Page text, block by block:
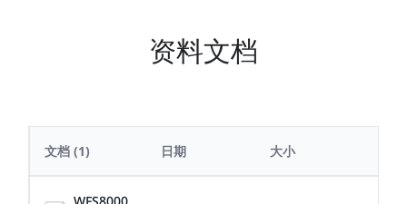
资料文档
文档 (1) 日期 大小